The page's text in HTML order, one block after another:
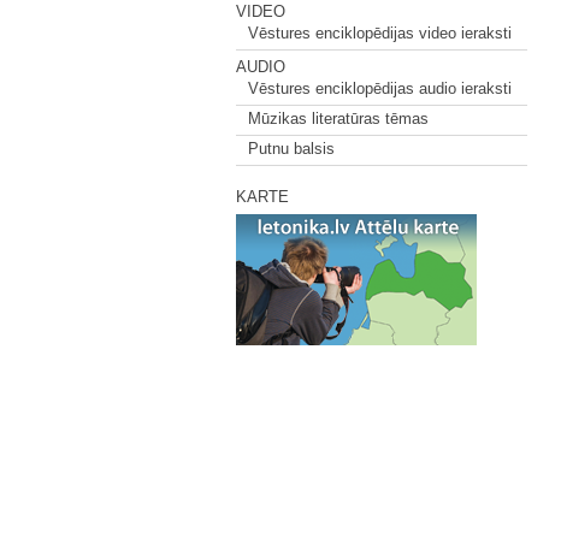
VIDEO
Vēstures enciklopēdijas video ieraksti
AUDIO
Vēstures enciklopēdijas audio ieraksti
Mūzikas literatūras tēmas
Putnu balsis
KARTE